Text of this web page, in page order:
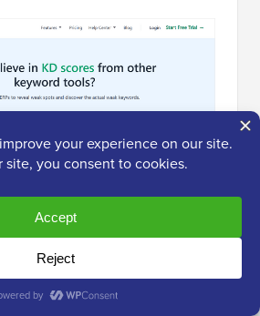
Keyword-
wertvolle Keywords mit geringem
für die Sie tatsächlich